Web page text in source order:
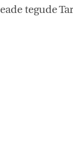
tegude